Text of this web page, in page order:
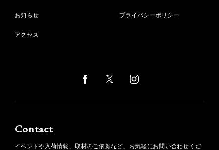
お知らせ
アクセス
プライバシーポリシー
Contact
イベントや入荷情報、取材のご依頼など、お気軽にお問い合わせくだ